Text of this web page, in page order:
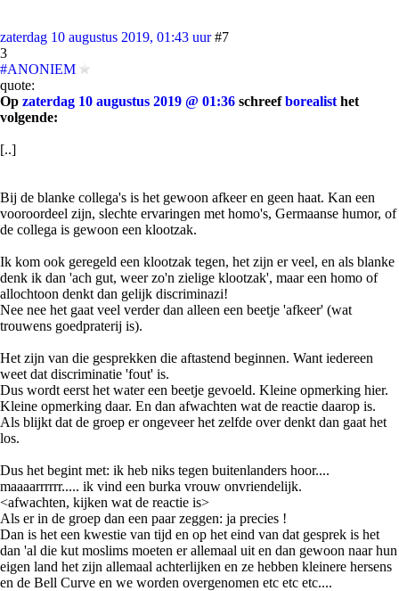
zaterdag 10 augustus 2019, 01:43 uur #7
3
#ANONIEM
quote:
Op zaterdag 10 augustus 2019 @ 01:36 schreefborealist het
volgende:
[..]
Bij de blanke collega's is het gewoon afkeer en geen haat. Kan een
vooroordeel zijn, slechte ervaringen met homo's, Germaanse humor, of
de collega is gewoon een klootzak.
Ik kom ook geregeld een klootzak tegen, het zijn er veel, en als blanke
denk ik dan 'ach gut, weer zo'n zielige klootzak', maar een homo of
allochtoon denkt dan gelijk discriminazi!
Nee nee het gaat veel verder dan alleen een beetje 'afkeer' (wat
trouwens goedpraterij is).
Het zijn van die gesprekken die aftastend beginnen. Want iedereen
weet dat discriminatie 'fout' is.
Dus wordt eerst het water een beetje gevoeld. Kleine opmerking hier.
Kleine opmerking daar. En dan afwachten wat de reactie daarop is.
Als blijkt dat de groep er ongeveer het zelfde over denkt dan gaat het
los.
Dus het begint met: ik heb niks tegen buitenlanders hoor....
maaaarrrrrr..... ik vind een burka vrouw onvriendelijk.
<afwachten, kijken wat de reactie is>
Als er in de groep dan een paar zeggen: ja precies !
Dan is het een kwestie van tijd en op het eind van dat gesprek is het
dan 'al die kut moslims moeten er allemaal uit en dan gewoon naar hun
eigen land het zijn allemaal achterlijken en ze hebben kleinere hersens
en de Bell Curve en we worden overgenomen etc etc etc....